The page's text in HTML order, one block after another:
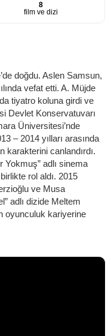
8
film ve dizi
doğdu. Aslen Samsun,
vefat etti. A. Müjde
tiyatro koluna girdi ve
Devlet Konservatuvarı
Üniversitesi’nde
– 2014 yılları arasında
canlandırdı.
Yokmuş” adlı sinema
rol aldı. 2015
ve Musa
adlı dizide Meltem
oyunculuk kariyerine